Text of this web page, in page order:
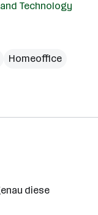
Technology
Homeoffice
diese